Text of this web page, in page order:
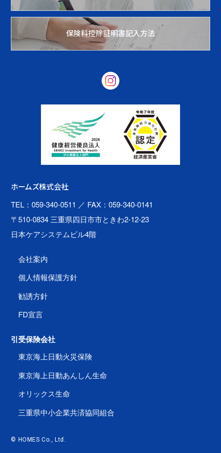
保険料控除証明書記入方法
ホームズ株式会社
TEL：059-340-0511 ／ FAX：059-340-0141
〒510-0834 三重県四日市市ときわ2-12-23
日本ケアシステムビル4階
会社案内
個人情報保護方針
勧誘方針
FD宣言
引受保険会社
東京海上日動火災保険
東京海上日動あんしん生命
オリックス生命
三重県中小企業共済協同組合
© HOMES Co., Ltd.